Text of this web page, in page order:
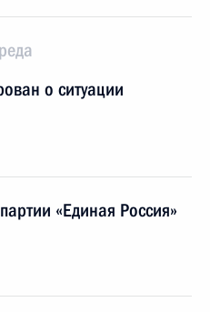
о ситуации
«Единая Россия»